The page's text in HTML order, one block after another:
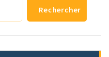
Rechercher